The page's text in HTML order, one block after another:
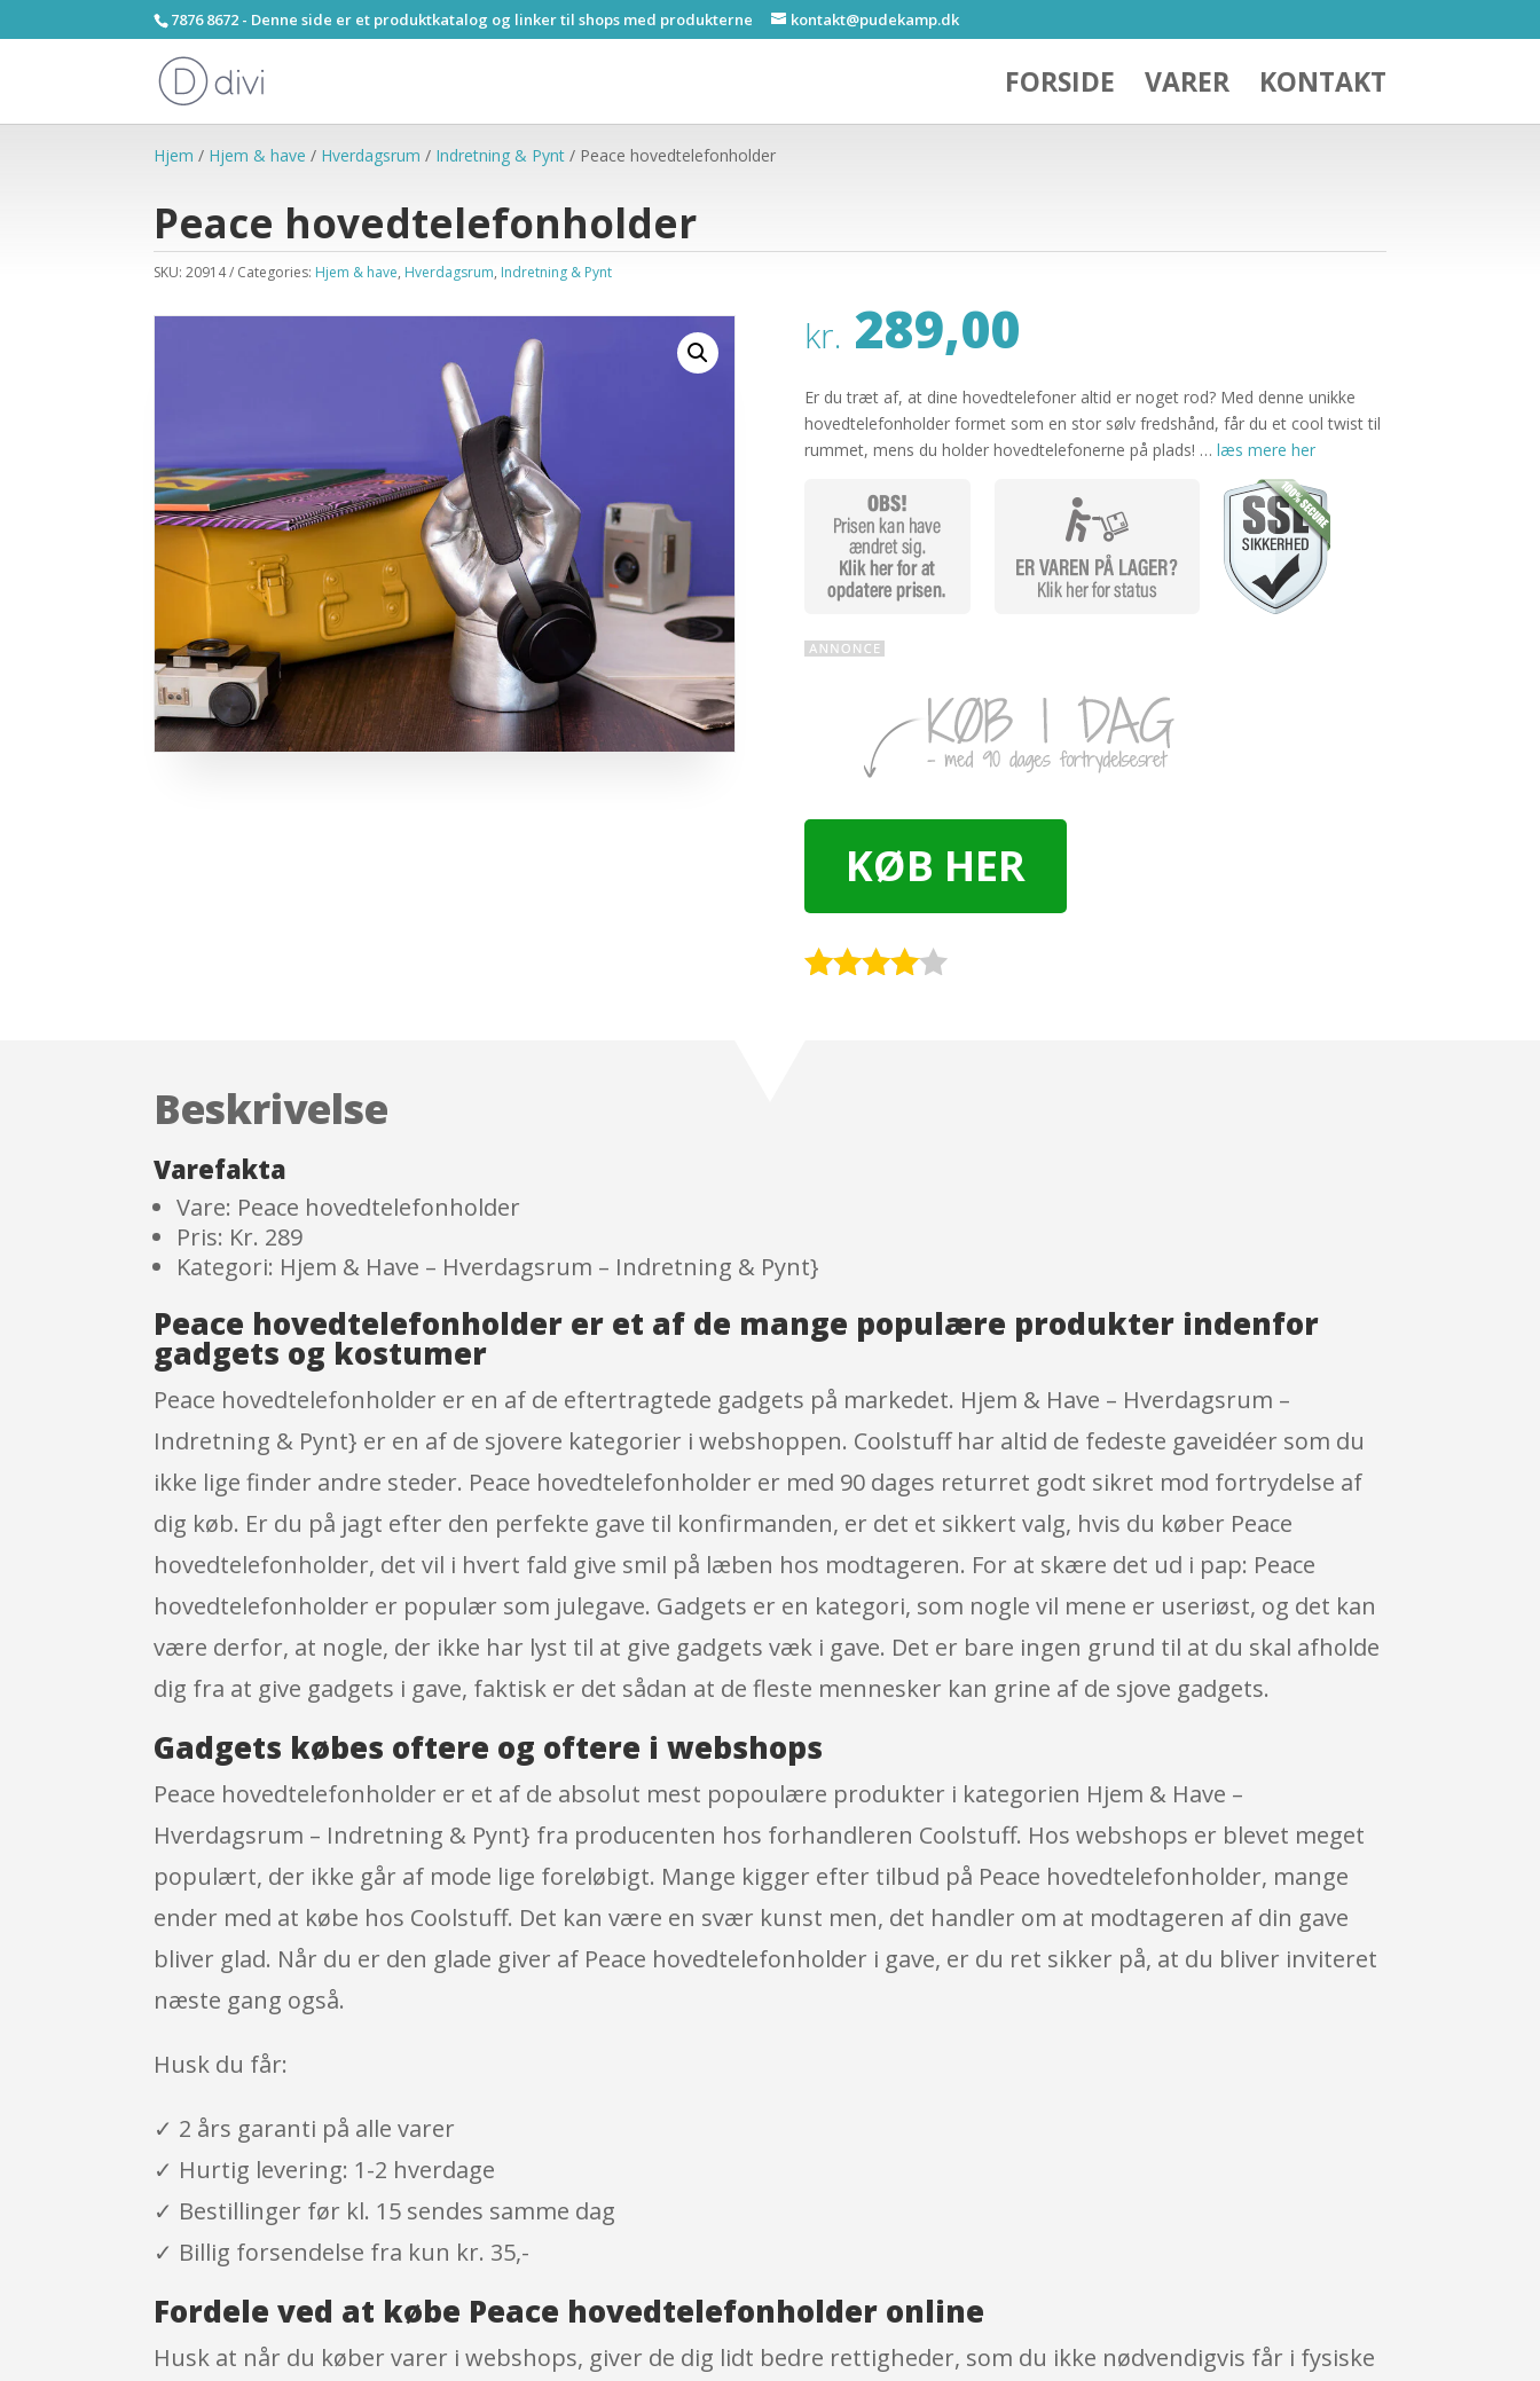
7876 8672 - Denne side er et produktkatalog og linker til shops med produkterne kontakt@pudekamp.dk
FORSIDE VARER KONTAKT
Hjem / Hjem & have / Hverdagsrum / Indretning & Pynt / Peace hovedtelefonholder
Peace hovedtelefonholder
SKU:20914 Categories: Hjem & have, Hverdagsrum, Indretning & Pynt
kr. 289,00
Er du træt af, at dine hovedtelefoner altid er noget rod? Med denne unikke
hovedtelefonholder formet som en stor sølv fredshånd, får du et cool twist til
rummet, mens du holder hovedtelefonerne på plads! … læs mere her
KØB HER
Beskrivelse
Varefakta
Vare: Peace hovedtelefonholder
Pris: Kr. 289
Kategori: Hjem & Have – Hverdagsrum – Indretning & Pynt}
Peace hovedtelefonholder er et af de mange populære produkter indenfor
gadgets og kostumer
Peace hovedtelefonholder er en af de eftertragtede gadgets på markedet. Hjem & Have – Hverdagsrum –
Indretning & Pynt} er en af de sjovere kategorier i webshoppen. Coolstuff har altid de fedeste gaveidéer som du
ikke lige finder andre steder. Peace hovedtelefonholder er med 90 dages returret godt sikret mod fortrydelse af
dig køb. Er du på jagt efter den perfekte gave til konfirmanden, er det et sikkert valg, hvis du køber Peace
hovedtelefonholder, det vil i hvert fald give smil på læben hos modtageren. For at skære det ud i pap: Peace
hovedtelefonholder er populær som julegave. Gadgets er en kategori, som nogle vil mene er useriøst, og det kan
være derfor, at nogle, der ikke har lyst til at give gadgets væk i gave. Det er bare ingen grund til at du skal afholde
dig fra at give gadgets i gave, faktisk er det sådan at de fleste mennesker kan grine af de sjove gadgets.
Gadgets købes oftere og oftere i webshops
Peace hovedtelefonholder er et af de absolut mest popoulære produkter i kategorien Hjem & Have –
Hverdagsrum – Indretning & Pynt} fra producenten hos forhandleren Coolstuff. Hos webshops er blevet meget
populært, der ikke går af mode lige foreløbigt. Mange kigger efter tilbud på Peace hovedtelefonholder, mange
ender med at købe hos Coolstuff. Det kan være en svær kunst men, det handler om at modtageren af din gave
bliver glad. Når du er den glade giver af Peace hovedtelefonholder i gave, er du ret sikker på, at du bliver inviteret
næste gang også.
Husk du får:
✓ 2 års garanti på alle varer
✓ Hurtig levering: 1-2 hverdage
✓ Bestillinger før kl. 15 sendes samme dag
✓ Billig forsendelse fra kun kr. 35,-
Fordele ved at købe Peace hovedtelefonholder online
Husk at når du køber varer i webshops, giver de dig lidt bedre rettigheder, som du ikke nødvendigvis får i fysiske